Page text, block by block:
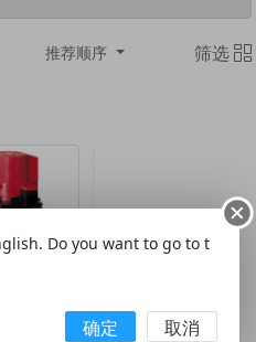
推荐顺序 筛选
Do you want to go to t
确定 取消